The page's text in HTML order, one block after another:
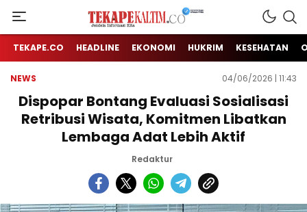
TEKAPE KALTIM
Jendela Informasi Kita
TEKAPE.CO HEADLINE EKONOMI HUKRIM KESEHATAN
NEWS 04/06/2026 | 11:43
Dispopar Bontang Evaluasi Sosialisasi
Retribusi Wisata, Komitmen Libatkan
Lembaga Adat Lebih Aktif
Redaktur